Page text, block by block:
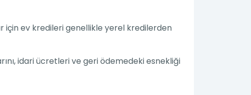
için ev kredileri genellikle yerel kredilerden
idari ücretleri ve geri ödemedeki esnekliği